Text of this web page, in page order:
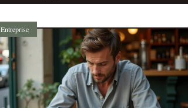
Entreprise